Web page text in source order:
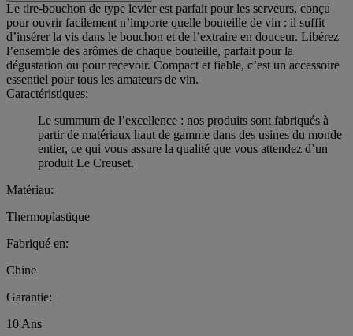
Le tire-bouchon de type levier est parfait pour les serveurs, conçu
pour ouvrir facilement n’importe quelle bouteille de vin : il suffit
d’insérer la vis dans le bouchon et de l’extraire en douceur. Libérez
l’ensemble des arômes de chaque bouteille, parfait pour la
dégustation ou pour recevoir. Compact et fiable, c’est un accessoire
essentiel pour tous les amateurs de vin.
Caractéristiques:
Le summum de l’excellence : nos produits sont fabriqués à
partir de matériaux haut de gamme dans des usines du monde
entier, ce qui vous assure la qualité que vous attendez d’un
produit Le Creuset.
Matériau:
Thermoplastique
Fabriqué en:
Chine
Garantie:
10 Ans